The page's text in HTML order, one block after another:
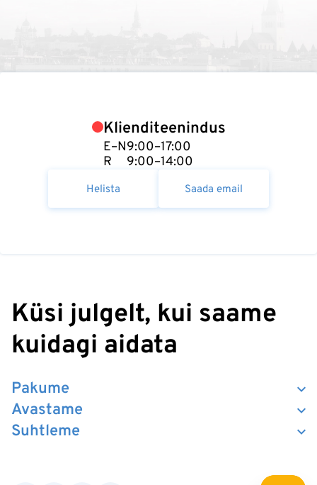
Klienditeenindus
E–N
R
9:00–17:00
9:00–14:00
Helista Saada email
Küsi julgelt, kui saame
kuidagi aidata
Suhtleme
Pakume
Avastame